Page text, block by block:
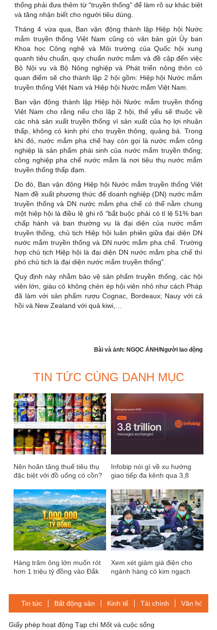
thống phải đưa thêm từ "truyền thống" để làm rõ sự khác biệt
và tăng nhận biết cho người tiêu dùng.
Tháng 4 vừa qua, Ban vận động thành lập Hiệp hội Nước
mắm truyền thống Việt Nam cũng có văn bản gửi Ủy ban
Khoa học Công nghệ và Môi trường của Quốc hội xung
quanh tiêu chuẩn, quy chuẩn nước mắm và đề cập đến việc
Bộ Nội vụ và Bộ Nông nghiệp và Phát triển nông thôn có
quan điểm sẽ cho thành lập 2 hội gồm: Hiệp hội Nước mắm
truyền thống Việt Nam và Hiệp hội Nước mắm Việt Nam.
Ban vận động thành lập Hiệp hội Nước mắm truyền thống
Việt Nam cho rằng nếu cho lập 2 hội, thế yếu sẽ thuộc về
các nhà sản xuất truyền thống vì sản xuất của họ lợi nhuận
thấp, không có kinh phí cho truyền thông, quảng bá. Trong
khi đó, nước mắm pha chế hay còn gọi là nước mắm công
nghiệp là sản phẩm phái sinh của nước mắm truyền thống;
công nghiệp pha chế nước mắm là nơi tiêu thụ nước mắm
truyền thống thấp đạm.
Do đó, Ban vận động Hiệp hội Nước mắm truyền thống Việt
Nam đề xuất phương thức để doanh nghiệp (DN) nước mắm
truyền thống và DN nước mắm pha chế có thể nằm chung
một hiệp hội là điều lệ ghi rõ "bắt buộc phải có tỉ lệ 51% ban
chấp hành và ban thường vụ là đại diện của nước mắm
truyền thống, chủ tịch Hiệp hội luân phiên giữa đại diện DN
nước mắm truyền thống và DN nước mắm pha chế. Trường
hợp chủ tịch Hiệp hội là đại diện DN nước mắm pha chế thì
phó chủ tịch là đại diện nước mắm truyền thống".
Quy định này nhằm bảo vệ sản phẩm truyền thống, các hội
viên lớn, giàu có không chèn ép hội viên nhỏ như cách Pháp
đã làm với sản phẩm rượu Cognac, Bordeaux; Nauy với cá
hồi và New Zealand với quả kiwi,…
Bài và ảnh: NGỌC ÁNH/Người lao động
TIN TỨC CÙNG DANH MỤC
Nên hoãn tăng thuế tiêu thụ
đặc biệt với đồ uống có cồn?
Infobip nói gì về xu hướng
giao tiếp đa kênh qua 3,8
năm?
Hàng trăm ông lớn muốn rót
hơn 1 triệu tỷ đồng vào Đắk
và bầu Thiện đã đăng ký
428.000 tỷ
Xem xét giảm giá điện cho
ngành hàng có kim ngạch
Tin tức Bất động sản Kinh tế Tài chính Văn hóa-
Giấy phép hoạt động Tạp chí Mốt và cuộc sống